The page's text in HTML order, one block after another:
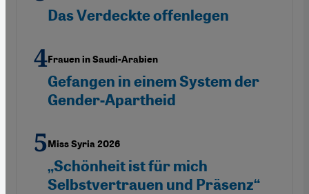
Das Verdeckte offenlegen
Frauen in Saudi-Arabien
Gefangen in einem System der
Gender-Apartheid
Miss Syria 2026
„Schönheit ist für mich
Selbstvertrauen und Präsenz“